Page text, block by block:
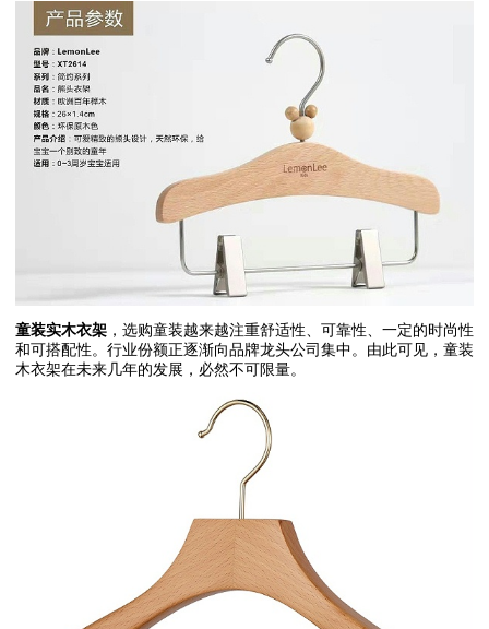
童装实木衣架 ，选购童装越来越注重舒适性、可靠性、一定的时尚性
和可搭配性。行业份额正逐渐向品牌龙头公司集中。由此可见，童装
木衣架在未来几年的发展，必然不可限量。